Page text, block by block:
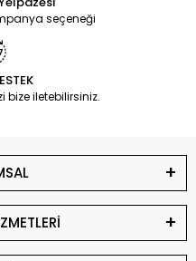
seçeneği
bize iletebilirsiniz.